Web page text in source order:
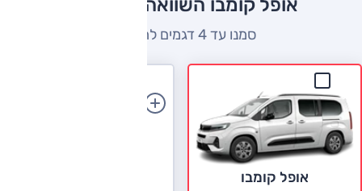
אופל קומבו השוואה למתחרים
סמנו עד 4 דגמים להשוואה
אופל קומבו